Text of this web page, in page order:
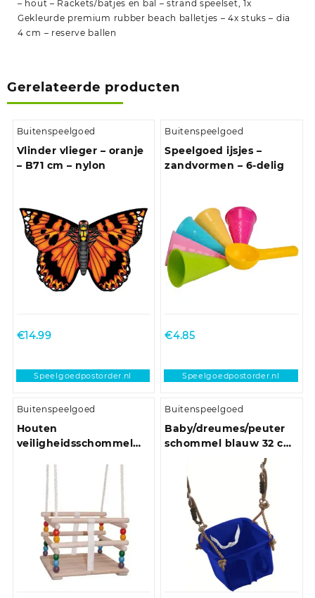
– hout – Rackets/batjes en bal – strand speelset, 1x
Gekleurde premium rubber beach balletjes – 4x stuks – dia
4 cm – reserve ballen
Gerelateerde producten
Buitenspeelgoed
Vlinder vlieger – oranje
– B71 cm – nylon
€14.99
Speelgoedpostorder.nl
Buitenspeelgoed
Speelgoed ijsjes –
zandvormen – 6-delig
€4.85
Speelgoedpostorder.nl
Buitenspeelgoed
Houten
veiligheidsschommel
Buitenspeelgoed
Baby/dreumes/peuter
schommel blauw 32 cm